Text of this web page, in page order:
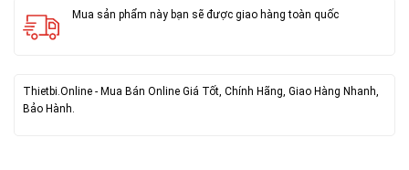
Mua sản phẩm này bạn sẽ được giao hàng toàn quốc
Thietbi.Online - Mua Bán Online Giá Tốt, Chính Hãng, Giao Hàng Nhanh,
Bảo Hành.